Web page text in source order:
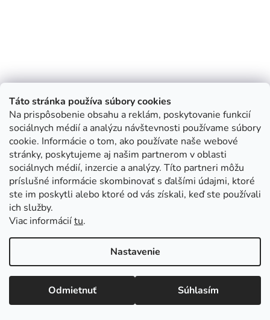
Táto stránka používa súbory cookies
Na prispôsobenie obsahu a reklám, poskytovanie funkcií
sociálnych médií a analýzu návštevnosti používame súbory
cookie. Informácie o tom, ako používate naše webové
stránky, poskytujeme aj našim partnerom v oblasti
sociálnych médií, inzercie a analýzy. Títo partneri môžu
príslušné informácie skombinovať s ďalšími údajmi, ktoré
ste im poskytli alebo ktoré od vás získali, keď ste používali
ich služby.
Viac informáciítu.
Nastavenie
Odmietnuť Súhlasím